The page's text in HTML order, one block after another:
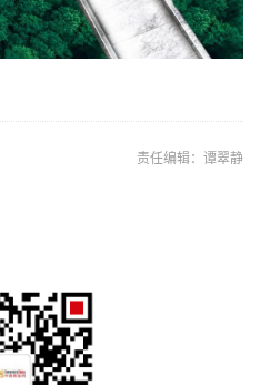
责任编辑：谭翠静